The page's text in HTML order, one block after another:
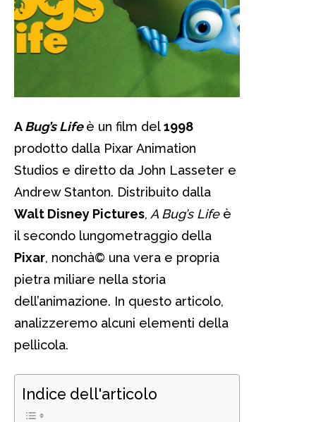
ABug’s Lifeè un film del1998
prodotto dalla Pixar Animation
Studios e diretto da John Lasseter e
Andrew Stanton. Distribuito dalla
Walt Disney Pictures, A Bug’s Lifeè
il secondo lungometraggio della
Pixar, nonchà© una vera e propria
pietra miliare nella storia
dell’animazione. In questo articolo,
analizzeremo alcuni elementi della
pellicola.
Indice dell'articolo